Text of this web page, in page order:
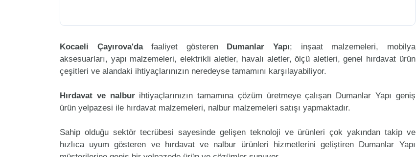
Kocaeli Çayırova'dafaaliyet gösteren Dumanlar Yapı; inşaat malzemeleri, mobilya
aksesuarları, yapı malzemeleri, elektrikli aletler, havalı aletler, ölçü aletleri, genel hırdavat ürün
çeşitleri ve alandaki ihtiyaçlarınızın neredeyse tamamını karşılayabiliyor.
Hırdavat ve nalburihtiyaçlarınızın tamamına çözüm üretmeye çalışan Dumanlar Yapı geniş
ürün yelpazesi ile hırdavat malzemeleri, nalbur malzemeleri satışı yapmaktadır.
Sahip olduğu sektör tecrübesi sayesinde gelişen teknoloji ve ürünleri çok yakından takip ve
hızlıca uyum gösteren ve hırdavat ve nalbur ürünleri hizmetlerini geliştiren Dumanlar Yapı